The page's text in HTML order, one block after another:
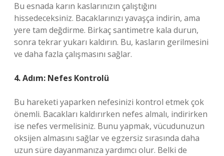
Bu esnada karın kaslarınızın çalıştığını
hissedeceksiniz. Bacaklarınızı yavaşça indirin, ama
yere tam değdirme. Birkaç santimetre kala durun,
sonra tekrar yukarı kaldırın. Bu, kasların gerilmesini
ve daha fazla çalışmasını sağlar.
4. Adım: Nefes Kontrolü
Bu hareketi yaparken nefesinizi kontrol etmek çok
önemli. Bacakları kaldırırken nefes almalı, indirirken
ise nefes vermelisiniz. Bunu yapmak, vücudunuzun
oksijen almasını sağlar ve egzersiz sırasında daha
uzun süre dayanmanıza yardımcı olur. Belki de